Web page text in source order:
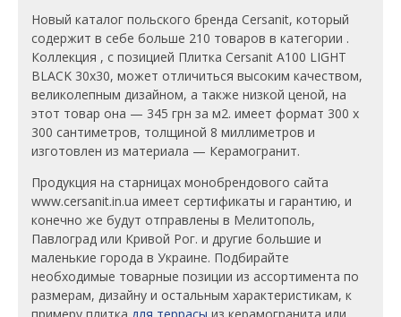
Новый каталог польского бренда Cersanit, который
содержит в себе больше 210 товаров в категории .
Коллекция , c позицией Плитка Cersanit A100 LIGHT
BLACK 30x30, может отличиться высоким качеством,
великолепным дизайном, а также низкой ценой, на
этот товар она — 345 грн за м2. имеет формат 300 x
300 сантиметров, толщиной 8 миллиметров и
изготовлен из материала — Керамогранит.
Продукция на старницах монобрендового сайта
www.cersanit.in.ua имеет сертификаты и гарантию, и
конечно же будут отправлены в Мелитополь,
Павлоград или Кривой Рог. и другие большие и
маленькие города в Украине. Подбирайте
необходимые товарные позиции из ассортимента по
размерам, дизайну и остальным характеристикам, к